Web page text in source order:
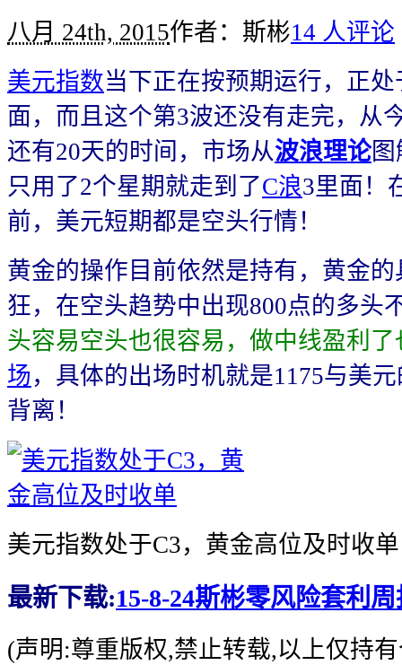
八月 24th, 2015作者：斯彬14 人评论
美元指数当下正在按预期运行，正处
面，而且这个第3波还没有走完，从
还有20天的时间，市场从波浪理论图
只用了2个星期就走到了C浪3里面！
前，美元短期都是空头行情！
黄金的操作目前依然是持有，黄金
狂，在空头趋势中出现800点的多头
头容易空头也很容易，做中线盈利
场 ，具体的出场时机就是1175与美
背离！
美元指数处于C3，黄金高位及时收单
最新下载:15-8-24斯彬零风险套利周
(声明:尊重版权,禁止转载,以上仅持